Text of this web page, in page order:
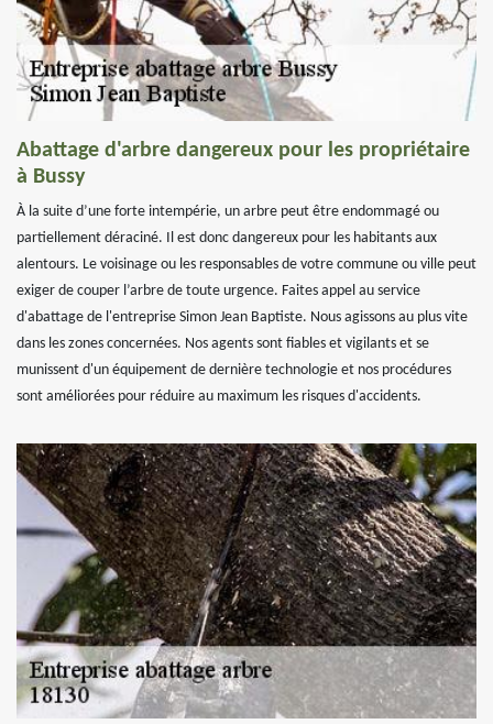
Abattage d'arbre dangereux pour les propriétaire
à Bussy
À la suite d’une forte intempérie, un arbre peut être endommagé ou
partiellement déraciné. Il est donc dangereux pour les habitants aux
alentours. Le voisinage ou les responsables de votre commune ou ville peut
exiger de couper l’arbre de toute urgence. Faites appel au service
d'abattage de l'entreprise Simon Jean Baptiste. Nous agissons au plus vite
dans les zones concernées. Nos agents sont fiables et vigilants et se
munissent d'un équipement de dernière technologie et nos procédures
sont améliorées pour réduire au maximum les risques d'accidents.